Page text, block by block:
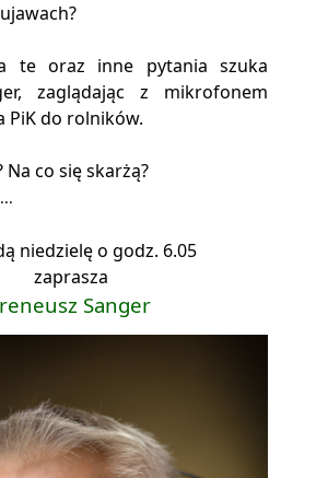
te oraz inne pytania szuka
zaglądając z mikrofonem
PiK do rolników.
Na co się skarżą?
niedzielę o godz. 6.05
zaprasza
Sanger